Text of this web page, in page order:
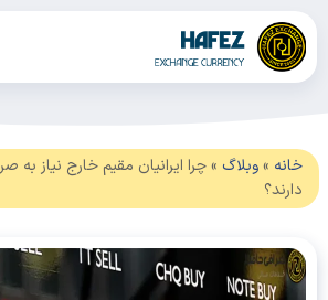
»وبلاگ»چرا ایرانیان مقیم خارج نیاز به